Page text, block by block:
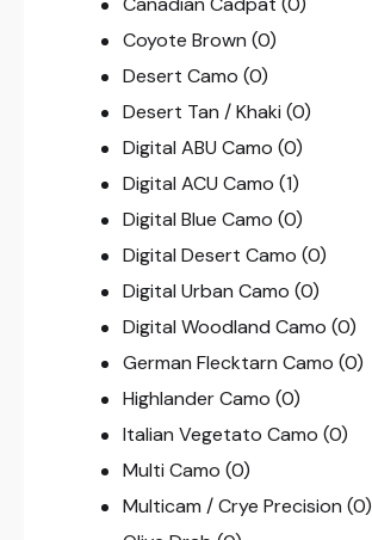
Coyote Brown (0)
Desert Camo (0)
Desert Tan / Khaki (0)
Digital ABU Camo (0)
Digital ACU Camo (1)
Digital Blue Camo (0)
Digital Desert Camo (0)
Digital Urban Camo (0)
Digital Woodland Camo (0)
German Flecktarn Camo (0)
Highlander Camo (0)
Italian Vegetato Camo (0)
Multi Camo (0)
Multicam / Crye Precision (0)